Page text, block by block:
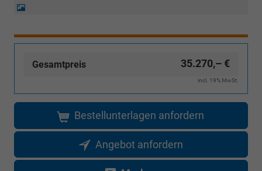
Inselanlieferungen)
Gesamtpreis 35.270,– €
incl. 19% MwSt.
Bestellunterlagen anfordern
Angebot anfordern